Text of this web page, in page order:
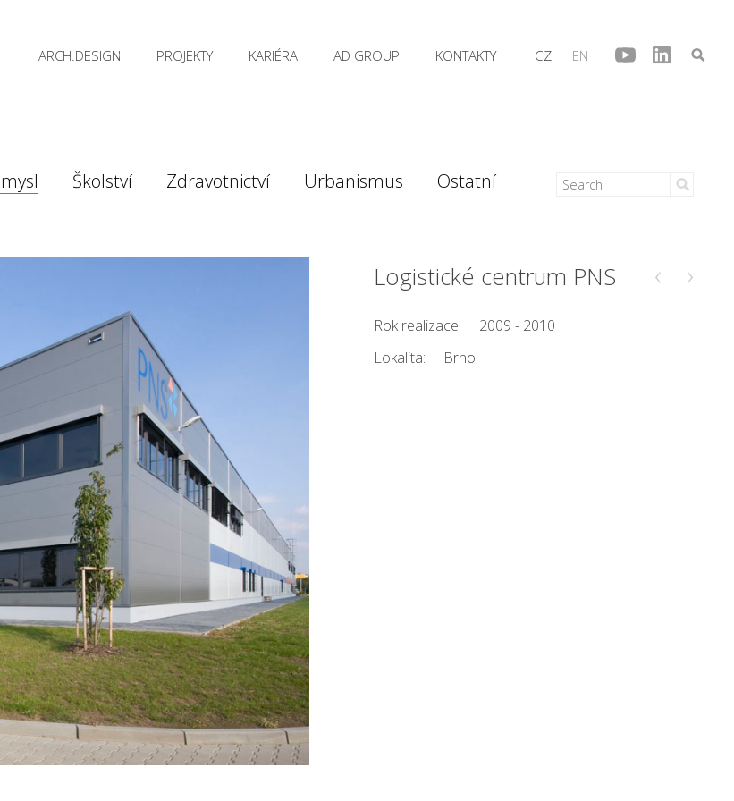
CZ EN
ARCH.DESIGN PROJEKTY KARIÉRA AD GROUP KONTAKTY
Školství Zdravotnictví Urbanismus Ostatní
‹ ›
Logistické centrum PNS
Rok realizace:
2009 - 2010
Lokalita:
Brno